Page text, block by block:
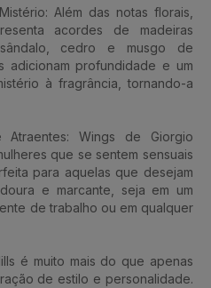
Além das notas florais,
acordes de madeiras
cedro e musgo de
adicionam profundidade e um
à fragrância, tornando-a
Atraentes: Wings de Giorgio
que se sentem sensuais
para aquelas que desejam
e marcante, seja em um
de trabalho ou em qualquer
é muito mais do que apenas
de estilo e personalidade.